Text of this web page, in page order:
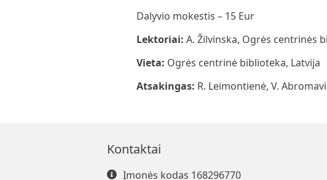
Dalyvio mokestis – 15 Eur
Lektoriai: A. Žilvinska, Ogrės centrinės
Vieta: Ogrės centrinė biblioteka, Latvija
Atsakingas: R. Leimontienė, V.
Kontaktai
Įmonės kodas 168296770